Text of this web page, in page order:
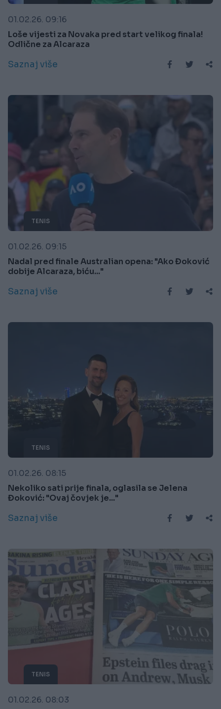
01.02.26. 09:16
Loše vijesti za Novaka pred start velikog finala!
Odlične za Alcaraza
Saznaj više
TENIS
01.02.26. 09:15
Nadal pred finale Australian opena: "Ako Đoković
dobije Alcaraza, biću..."
Saznaj više
TENIS
01.02.26. 08:15
Nekoliko sati prije finala, oglasila se Jelena
Đoković: "Ovaj čovjek je..."
Saznaj više
TENIS
01.02.26. 08:03